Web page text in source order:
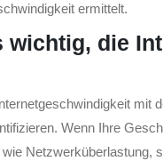
ermittelt.
wichtig, die
mit
Wenn Ihre
Netzwerküberlastung,